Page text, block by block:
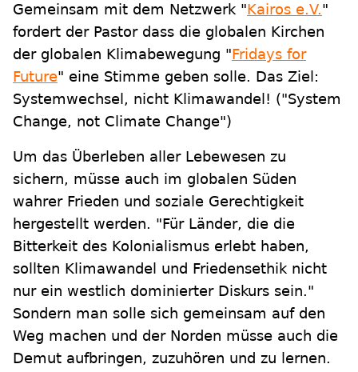
Gemeinsam mit dem Netzwerk "Kairos e.V."
fordert der Pastor dass die globalen Kirchen
der globalen Klimabewegung "Fridays for
Future" eine Stimme geben solle. Das Ziel:
Systemwechsel, nicht Klimawandel! ("System
Change, not Climate Change")
Um das Überleben aller Lebewesen zu
sichern, müsse auch im globalen Süden
wahrer Frieden und soziale Gerechtigkeit
hergestellt werden. "Für Länder, die die
Bitterkeit des Kolonialismus erlebt haben,
sollten Klimawandel und Friedensethik nicht
nur ein westlich dominierter Diskurs sein."
Sondern man solle sich gemeinsam auf den
Weg machen und der Norden müsse auch die
Demut aufbringen, zuzuhören und zu lernen.